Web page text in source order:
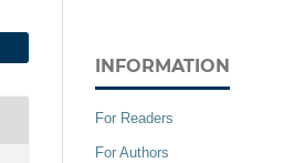
INFORMATION
For Readers
For Authors